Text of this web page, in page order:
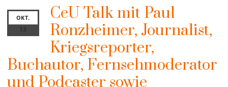
OKT.
13
CeU Talk mit Paul
Ronzheimer, Journalist,
Kriegsreporter,
Buchautor, Fernsehmoderator
und Podcaster sowie